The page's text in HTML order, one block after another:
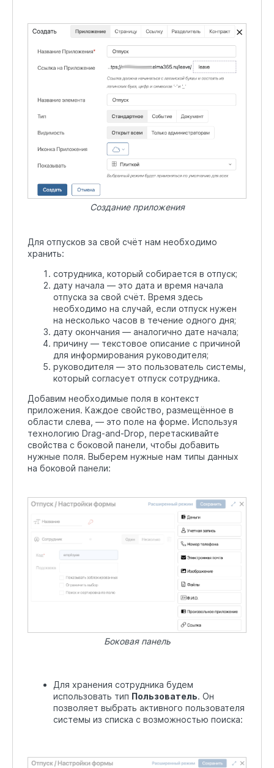
Создание приложения
Для отпусков за свой счёт нам необходимо
хранить:
сотрудника, который собирается в отпуск;
дату начала — это дата и время начала
отпуска за свой счёт. Время здесь
необходимо на случай, если отпуск нужен
на несколько часов в течение одного дня;
дату окончания — аналогично дате начала;
причину — текстовое описание с причиной
для информирования руководителя;
руководителя — это пользователь системы,
который согласует отпуск сотрудника.
Добавим необходимые поля в контекст
приложения. Каждое свойство, размещённое в
области слева, — это поле на форме. Используя
технологию Drag-and-Drop, перетаскивайте
свойства с боковой панели, чтобы добавить
нужные поля. Выберем нужные нам типы данных
на боковой панели:
Боковая панель
Для хранения сотрудника будем
использовать тип Пользователь. Он
позволяет выбрать активного пользователя
системы из списка с возможностью поиска: